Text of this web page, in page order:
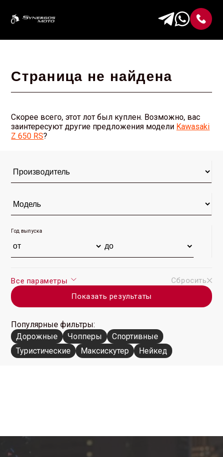
Страница не найдена
Скорее всего, этот лот был куплен. Возможно, вас
заинтересуют другие предложения модели Kawasaki
Z 650 RS?
Год выпуска
Все параметры
Сбросить
Показать результаты
Популярные фильтры:
Дорожные
Чопперы
Спортивные
Туристические
Максискутер Нейкед